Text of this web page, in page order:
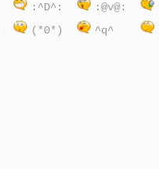
:^D^: :@v@:
(*0*) ^q^